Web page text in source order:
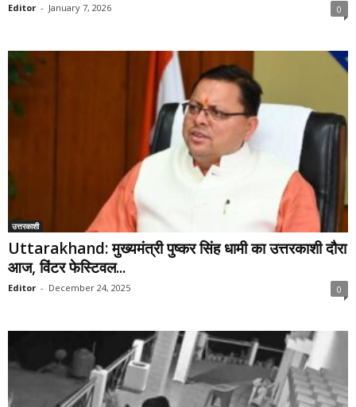
Editor - January 7, 2026 0
उत्तरकाशी
Uttarakhand: मुख्यमंत्री पुष्कर सिंह धामी का उत्तरकाशी दौरा
आज, विंटर फेस्टिवल...
Editor - December 24, 2025 0